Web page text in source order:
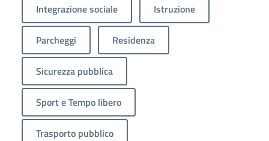
Integrazione sociale Istruzione
Parcheggi Residenza
Sicurezza pubblica
Sport e Tempo libero
Trasporto pubblico